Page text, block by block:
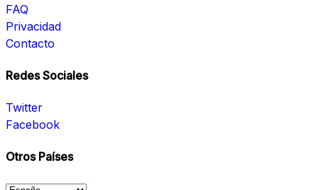
FAQ
Privacidad
Contacto
Redes Sociales
Twitter
Facebook
Otros Países